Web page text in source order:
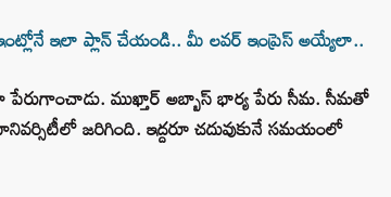
ఇంట్లోనే ఇలా ప్లాన్ చేయండి.. మీ లవర్ ఇంప్రెస్ అయ్యేలా..
పేరుగాంచాడు. ముఖ్తార్ అబ్బాస్ భార్య పేరు సీమ. సీమతో
జరిగింది. ఇద్దరూ చదువుకునే సమయంలో